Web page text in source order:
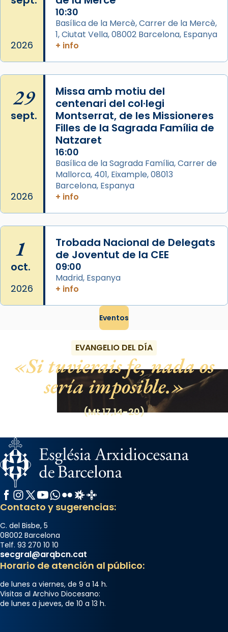
2026
10:30
Basílica de la Mercè, Carrer de la Mercè,
1, Ciutat Vella, 08002 Barcelona, Espanya
+ info
29
sept.
2026
Missa amb motiu del
centenari del col·legi
Montserrat, de les Missioneres
Filles de la Sagrada Família de
Natzaret
16:00
Basílica de la Sagrada Família, Carrer de
Mallorca, 401, Eixample, 08013
Barcelona, Espanya
+ info
1
oct.
2026
Trobada Nacional de Delegats
de Joventut de la CEE
09:00
Madrid, Espanya
+ info
Eventos
EVANGELIO DEL DÍA
Si tuvierais fe, nada os
sería imposible.
(Mt 17,14-20)
Facebook
Instagram
X / Twitter
YouTube
WhatsApp
FlickrRadio Estel
Catalunya Cristiana
Contacto y sugerencias:
C. del Bisbe, 5
08002 Barcelona
Telf. 93 270 10 10
secgral@arqbcn.cat
Horario de atención al público:
de lunes a viernes, de 9 a 14 h.
Visitas al Archivo Diocesano:
de lunes a jueves, de 10 a 13 h.